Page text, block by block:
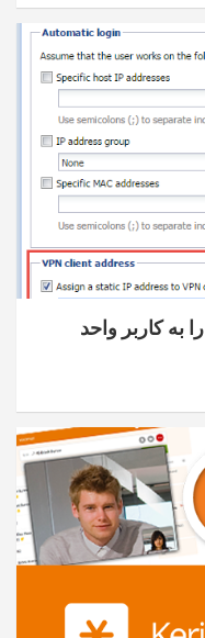
چگونه Kerio Control آدرس IP را به کاربر واحد